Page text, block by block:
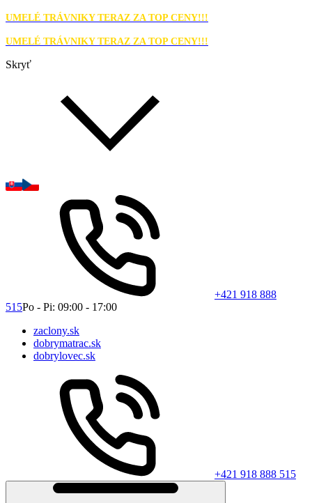
UMELÉ TRÁVNIKY TERAZ ZA TOP CENY!!!
UMELÉ TRÁVNIKY TERAZ ZA TOP CENY!!!
Skryť
+421 918 888
515Po - Pi: 09:00 - 17:00
zaclony.sk
dobrymatrac.sk
dobrylovec.sk
+421 918 888 515